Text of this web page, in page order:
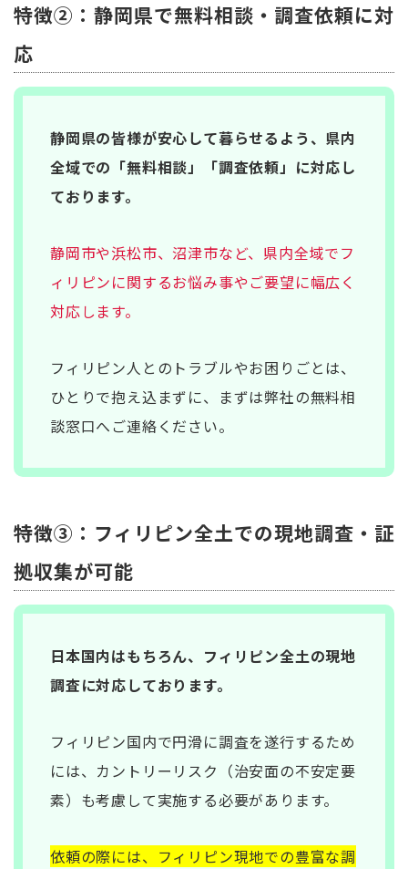
特徴②：静岡県で無料相談・調査依頼に対
応
静岡県の皆様が安心して暮らせるよう、県内
全域での「無料相談」「調査依頼」に対応し
ております。
静岡市や浜松市、沼津市など、県内全域でフ
ィリピンに関するお悩み事やご要望に幅広く
対応します。
フィリピン人とのトラブルやお困りごとは、
ひとりで抱え込まずに、まずは弊社の無料相
談窓口へご連絡ください。
特徴③：フィリピン全土での現地調査・証
拠収集が可能
日本国内はもちろん、フィリピン全土の現地
調査に対応しております。
フィリピン国内で円滑に調査を遂行するため
には、カントリーリスク（治安面の不安定要
素）も考慮して実施する必要があります。
依頼の際には、フィリピン現地での豊富な調